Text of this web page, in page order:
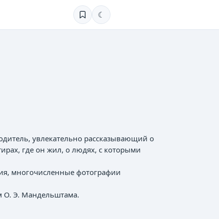
☾
увлекательно рассказывающий о
где он жил, о людях, с которыми
многочисленные фотографии
О. Э. Мандельштама.